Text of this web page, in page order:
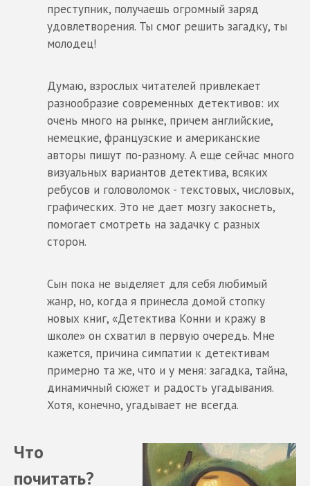
преступник, получаешь огромный заряд
удовлетворения. Ты смог решить загадку, ты
молодец!
Думаю, взрослых читателей привлекает
разнообразие современных детективов: их
очень много на рынке, причем английские,
немецкие, французские и американские
авторы пишут по-разному. А еще сейчас много
визуальных вариантов детектива, всяких
ребусов и головоломок - текстовых, числовых,
графических. Это не дает мозгу закоснеть,
помогает смотреть на задачку с разных
сторон.
Сын пока не выделяет для себя любимый
жанр, но, когда я принесла домой стопку
новых книг, «Детектива Конни и кражу в
школе» он схватил в первую очередь. Мне
кажется, причина симпатии к детективам
примерно та же, что и у меня: загадка, тайна,
динамичный сюжет и радость угадывания.
Хотя, конечно, угадывает не всегда.
Что
почитать?